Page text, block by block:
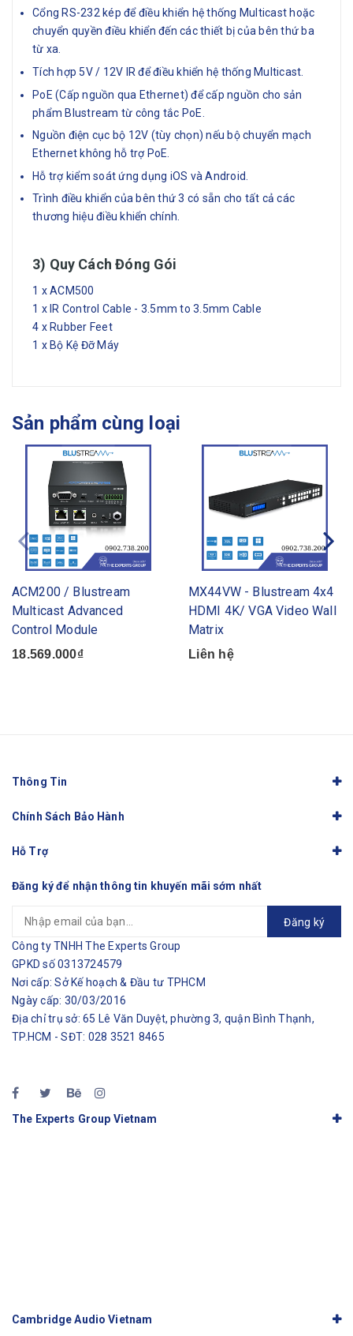
Cổng RS-232 kép để điều khiển hệ thống Multicast hoặc
chuyển quyền điều khiển đến các thiết bị của bên thứ ba
từ xa.
Tích hợp 5V / 12V IR để điều khiển hệ thống Multicast.
PoE (Cấp nguồn qua Ethernet) để cấp nguồn cho sản
phẩm Blustream từ công tắc PoE.
Nguồn điện cục bộ 12V (tùy chọn) nếu bộ chuyển mạch
Ethernet không hỗ trợ PoE.
Hỗ trợ kiểm soát ứng dụng iOS và Android.
Trình điều khiển của bên thứ 3 có sẵn cho tất cả các
thương hiệu điều khiển chính.
3) Quy Cách Đóng Gói
1 x ACM500
1 x IR Control Cable - 3.5mm to 3.5mm Cable
4 x Rubber Feet
1 x Bộ Kệ Đỡ Máy
Sản phẩm cùng loại
ACM200 / Blustream
Multicast Advanced
Control Module
18.569.000₫
MX44VW - Blustream 4x4
HDMI 4K/ VGA Video Wall
Matrix
Liên hệ
Thông Tin
Chính Sách Bảo Hành
Hỗ Trợ
Đăng ký để nhận thông tin khuyến mãi sớm nhất
Đăng ký
Công ty TNHH The Experts Group
GPKD số 0313724579
Nơi cấp: Sở Kế hoạch & Đầu tư TPHCM
Ngày cấp: 30/03/2016
Địa chỉ trụ sở: 65 Lê Văn Duyệt, phường 3, quận Bình Thạnh,
TP.HCM - SĐT: 028 3521 8465
The Experts Group Vietnam
Cambridge Audio Vietnam